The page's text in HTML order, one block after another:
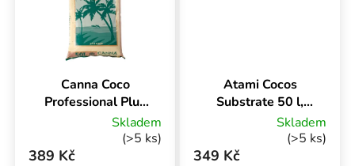
Canna Coco
Professional Plus
50 l, kokosovýSkladem
(>5 ks)
389 Kč
Atami Cocos
Substrate 50 l,
kokosový substrát
Skladem
(>5 ks)
349 Kč